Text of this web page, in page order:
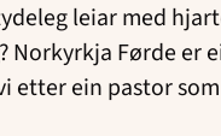
leiar med
Norkyrkja Førde
etter ein pastor